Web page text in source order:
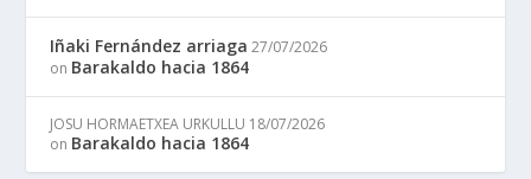
Iñaki Fernández arriaga 27/07/2026
on Barakaldo hacia 1864
JOSU HORMAETXEA URKULLU 18/07/2026
on Barakaldo hacia 1864